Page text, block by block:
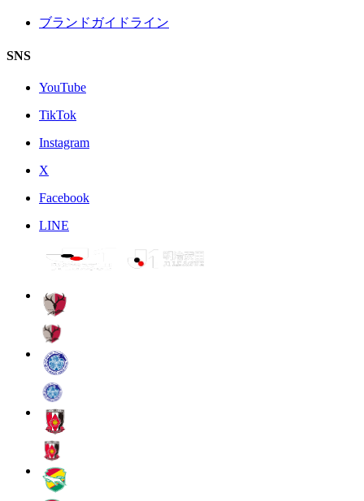
ブランドガイドライン
SNS
YouTube
TikTok
Instagram
X
Facebook
LINE